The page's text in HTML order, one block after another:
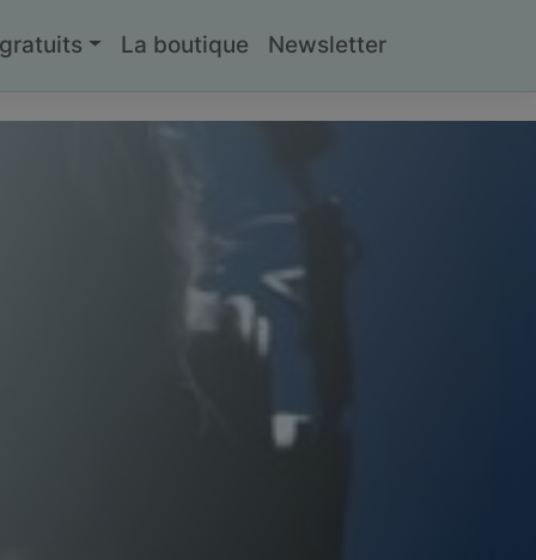
La boutique Newsletter